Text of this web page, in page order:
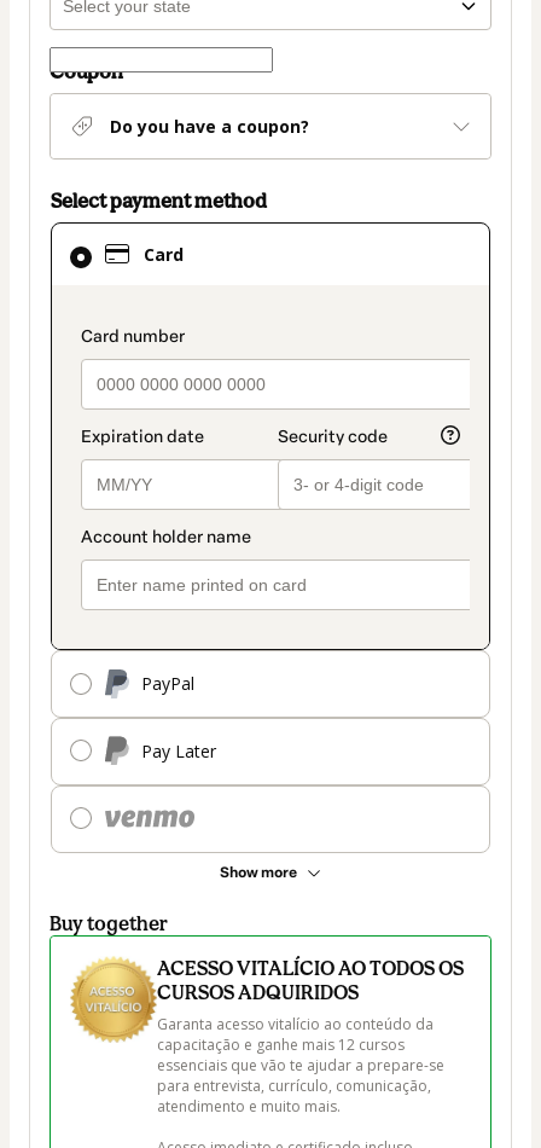
Coupon
Do you have a coupon?
Select payment method
Card
payment_data.section_title_v2
PayPal
Pay Later
Show more
Card
selected
method
Buy together
ACESSO VITALÍCIO AO TODOS OS
CURSOS ADQUIRIDOS
Garanta acesso vitalício ao conteúdo da
capacitação e ganhe mais 12 cursos
essenciais que vão te ajudar a prepare-se
para entrevista, currículo, comunicação,
atendimento e muito mais.